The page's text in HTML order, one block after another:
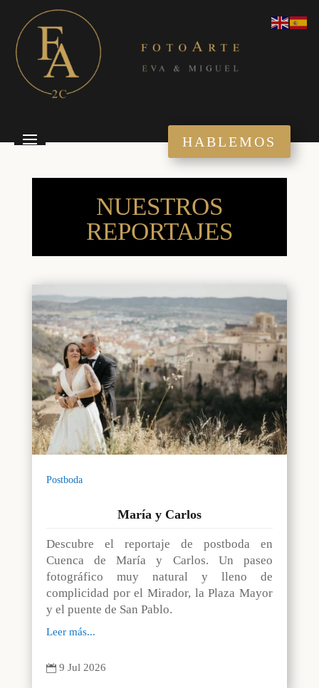
HABLEMOS
NUESTROS
REPORTAJES
Postboda
María y Carlos
Descubre el reportaje de postboda en
Cuenca de María y Carlos. Un paseo
fotográfico muy natural y lleno de
complicidad por el Mirador, la Plaza Mayor
y el puente de San Pablo.
Leer más...
 9 Jul 2026